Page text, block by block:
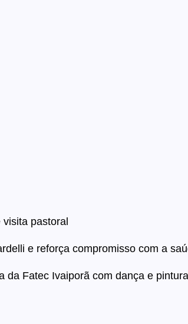
pastoral
e reforça compromisso com a
Fatec Ivaiporã com dança e